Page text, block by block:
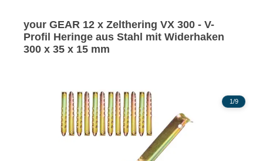
your GEAR 12 x Zelthering VX 300 - V-
Profil Heringe aus Stahl mit Widerhaken
300 x 35 x 15 mm
Bildergalerie überspringen
1/9